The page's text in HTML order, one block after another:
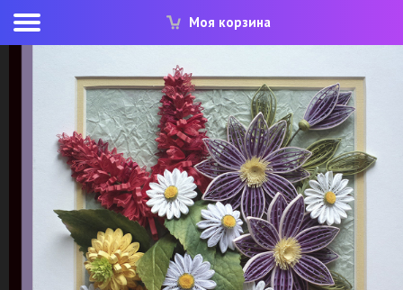
Моя корзина